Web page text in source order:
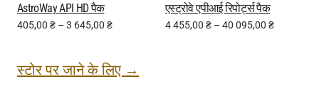
AstroWay API HD पैक
405,00 ₴ – 3 645,00 ₴
एस्ट्रोवे एपीआई रिपोर्ट्स पैक
4 455,00 ₴ – 40 095,00 ₴
स्टोर पर जाने के लिए →